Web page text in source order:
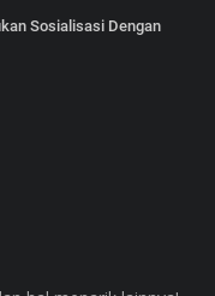
Sosialisasi Dengan